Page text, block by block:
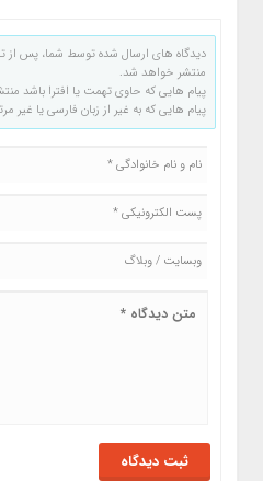
دیدگاه های ارسال شده توسط شما، پس از
منتشر خواهد شد.
پیام هایی که حاوی تهمت یا افترا باشد
پیام هایی که به غیر از زبان فارسی یا غیر